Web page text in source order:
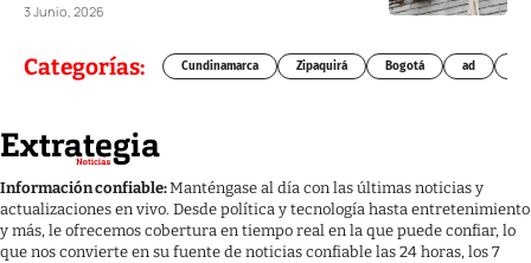
3 Junio, 2026
Categorías: Cundinamarca Zipaquirá Bogotá ad
Información confiable:Manténgase al día con las últimas noticias y
actualizaciones en vivo. Desde política y tecnología hasta entretenimiento
y más, le ofrecemos cobertura en tiempo real en la que puede confiar, lo
que nos convierte en su fuente de noticias confiable las 24 horas, los 7